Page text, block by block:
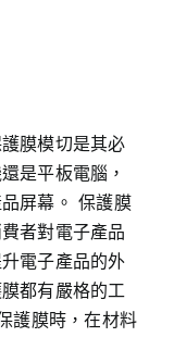
膜模切是其必
是平板電腦，
屏幕。 保護膜
者對電子產品
電子產品的外
都有嚴格的工
護膜時，在材料